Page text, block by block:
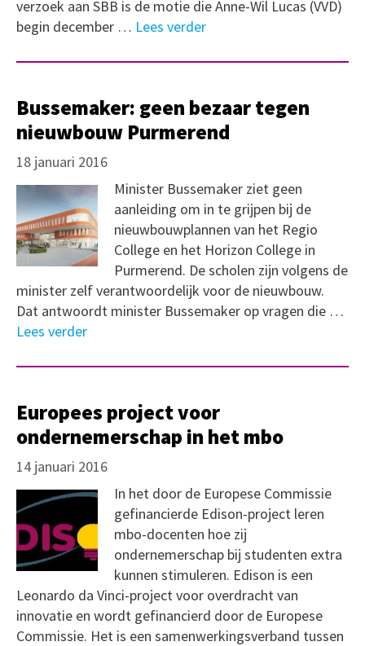
verzoek aan SBB is de motie die Anne-Wil Lucas (VVD)
begin december … Lees verder
Bussemaker: geen bezaar tegen
nieuwbouw Purmerend
18 januari 2016
Minister Bussemaker ziet geen
aanleiding om in te grijpen bij de
nieuwbouwplannen van het Regio
College en het Horizon College in
Purmerend. De scholen zijn volgens de
minister zelf verantwoordelijk voor de nieuwbouw.
Dat antwoordt minister Bussemaker op vragen die …
Lees verder
Europees project voor
ondernemerschap in het mbo
14 januari 2016
In het door de Europese Commissie
gefinancierde Edison-project leren
mbo-docenten hoe zij
ondernemerschap bij studenten extra
kunnen stimuleren. Edison is een
Leonardo da Vinci-project voor overdracht van
innovatie en wordt gefinancierd door de Europese
Commissie. Het is een samenwerkingsverband tussen